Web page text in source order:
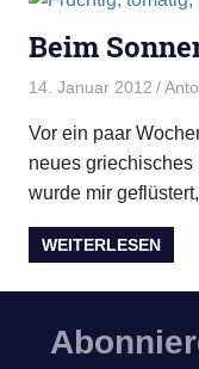
Beim
14. Januar 2012
Vor ein paar
neues griechisches
wurde mir
WEITERLESEN